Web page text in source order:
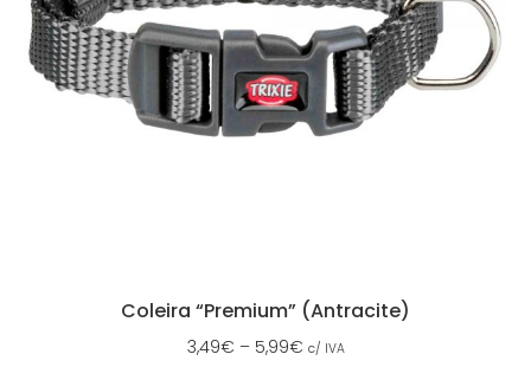
Coleira “Premium” (Antracite)
3,49€ – 5,99€ c/ IVA